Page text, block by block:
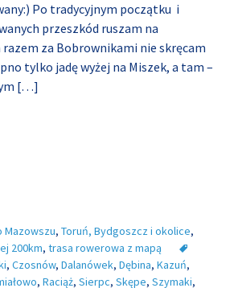
Po tradycyjnym początku i
przeszkód ruszam na
za Bobrownikami nie skręcam
tylko jadę wyżej na Miszek, a tam –
[…]
Mazowszu, Toruń, Bydgoszcz i okolice,
200km, trasa rowerowa z mapą
, Czosnów, Dalanówek, Dębina, Kazuń,
, Raciąż, Sierpc, Skępe, Szymaki,